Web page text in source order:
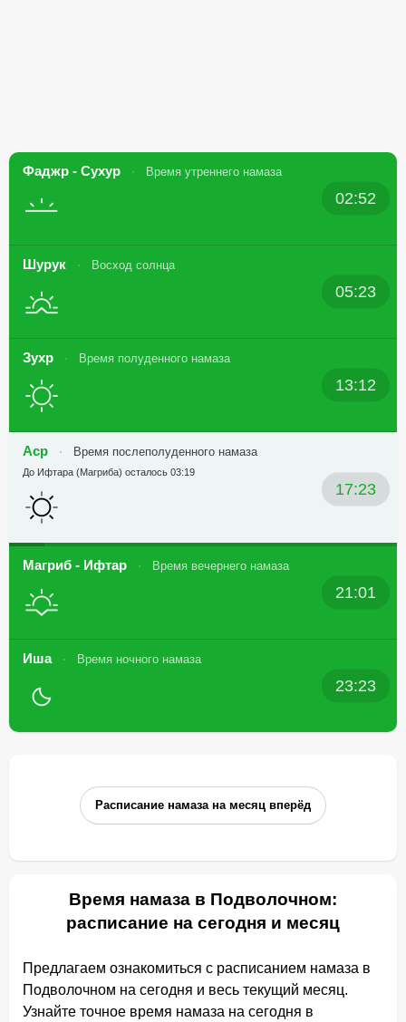
Фаджр - Сухур Время утреннего намаза
02:52
Шурук Восход солнца
05:23
Зухр Время полуденного намаза
13:12
Аср Время послеполуденного намаза
17:23
До Ифтара (Магриба) осталось 03:19
Магриб - Ифтар Время вечернего намаза
21:01
Иша Время ночного намаза
23:23
Расписание намаза на месяц вперёд
Время намаза в Подволочном:
расписание на сегодня и месяц
Предлагаем ознакомиться с расписанием намаза в
Подволочном на сегодня и весь текущий месяц.
Узнайте точное время намаза на сегодня в